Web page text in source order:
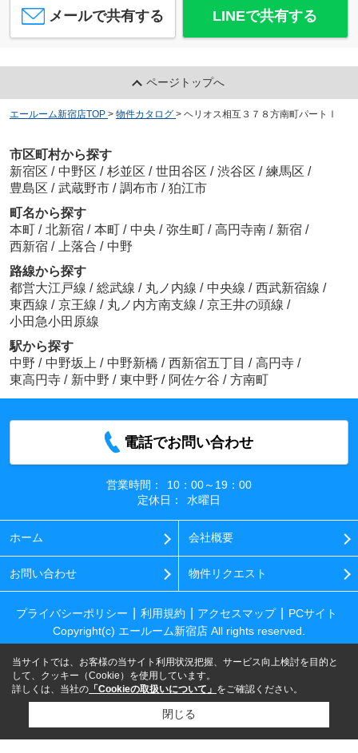
メールで共有する LINEで共有する
ページトップへ
エールーム新宿店TOP > 物件カタログ > ヘリオス相互３７８方南町パートⅠ
市区町村から探す
新宿区 / 中野区 / 杉並区 / 世田谷区 / 渋谷区 / 練馬区 /
豊島区 / 武蔵野市 / 調布市 / 狛江市
町名から探す
本町 / 北新宿 / 本町 / 中央 / 弥生町 / 高円寺南 / 新宿 /
西新宿 / 上落合 / 中野
路線から探す
都営大江戸線 / 総武線 / 丸ノ内線 / 中央線 / 西武新宿線 /
東西線 / 京王線 / 丸ノ内方南支線 / 京王井の頭線 /
小田急小田原線
駅から探す
中野 / 中野坂上 / 中野新橋 / 西新宿五丁目 / 高円寺 /
東高円寺 / 新中野 / 東中野 / 阿佐ケ谷 / 方南町
電話でお問い合わせ
営業時間：
10：00～19：00
定休日：
水曜日
ホーム 会社概要
お問い合わせ 物件リクエスト
プライバシーポリシー 利用規約 アクセスマップ
PCサイト
Copyright(c) エールーム新宿店 All rights reserved.
当サイトでは、お客様の当サイト利用状況把握、サービス向上検討を目的と
して、クッキー（Cookie）を使用しています。
詳しくは、当社の 「Cookieの取扱いについて」 をご確認ください。
閉じる